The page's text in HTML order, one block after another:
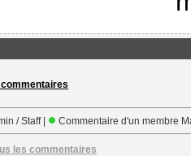
/ Staff | Commentaire d'un membre
les commentaires